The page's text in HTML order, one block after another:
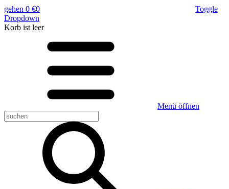
gehen 0 €0
Toggle
Dropdown
Korb ist leer
Menü öffnen